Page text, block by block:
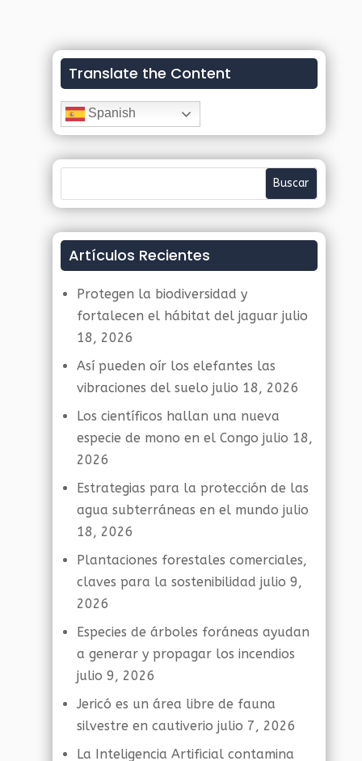
Translate the Content
Spanish
Artículos Recientes
Protegen la biodiversidad y
fortalecen el hábitat del jaguar julio
18, 2026
Así pueden oír los elefantes las
vibraciones del suelo julio 18, 2026
Los científicos hallan una nueva
especie de mono en el Congo julio 18,
2026
Estrategias para la protección de las
agua subterráneas en el mundo julio
18, 2026
Plantaciones forestales comerciales,
claves para la sostenibilidad julio 9,
2026
Especies de árboles foráneas ayudan
a generar y propagar los incendios
julio 9, 2026
Jericó es un área libre de fauna
silvestre en cautiverio julio 7, 2026
La Inteligencia Artificial contamina